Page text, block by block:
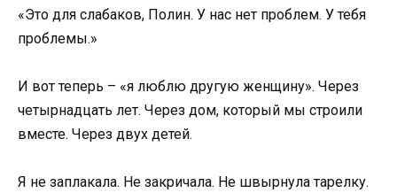
«Это для слабаков, Полин. У нас нет проблем. У тебя
проблемы.»
И вот теперь – «я люблю другую женщину». Через
четырнадцать лет. Через дом, который мы строили
вместе. Через двух детей.
Я не заплакала. Не закричала. Не швырнула тарелку.